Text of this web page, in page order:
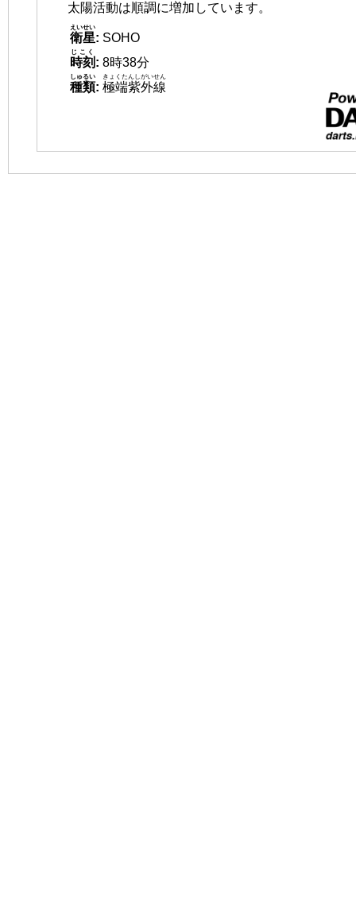
太陽活動は順調に増加しています。
衛星
えいせい
: SOHO
時刻
じこく
: 8時38分
種類
しゅるい
: 極端紫外線
きょくたんしがいせん